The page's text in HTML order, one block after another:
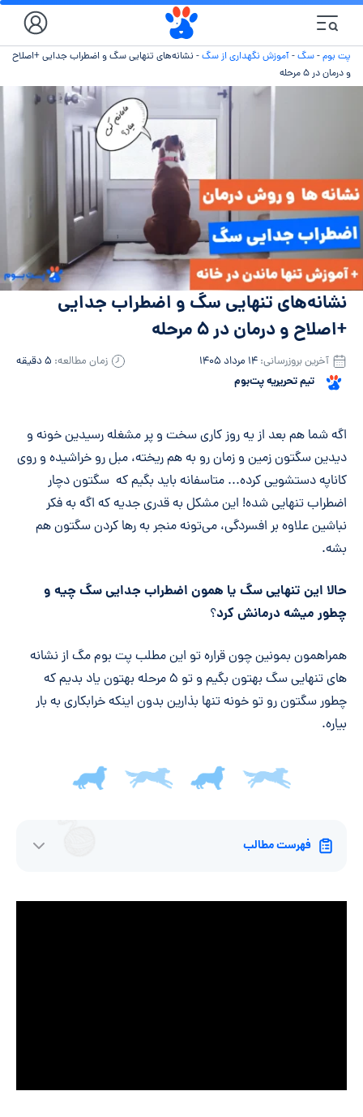
پت بوم-سگ-آموزش نگهداری از سگ- نشانه‌های تنهایی سگ و اضطراب جدایی +اصلاح
و درمان در ۵ مرحله
نشانه‌های تنهایی سگ و اضطراب جدایی
+اصلاح و درمان در ۵ مرحله
تیم تحریریه پت‌بوم
آخرین بروزرسانی: ۱۴ مرداد ۱۴۰۵ زمان مطالعه: ۵ دقیقه
خلاصه مقاله
اگه شما هم بعد از یه روز کاری سخت و پر مشغله رسیدین خونه و
دیدین سگتون زمین و زمان رو به هم ریخته، مبل رو خراشیده و روی
کاناپه دستشویی کرده... متاسفانه باید بگیم که سگتون دچار
اضطراب تنهایی شده! این مشکل به قدری جدیه که اگه به فکر
نباشین علاوه بر افسردگی، می‌تونه منجر به رها کردن سگتون هم
بشه.
حالا این تنهایی سگ یا همون اضطراب جدایی سگ چیه و
چطور میشه درمانش کرد؟
همراهمون بمونین چون قراره تو این مطلب پت بوم مگ از نشانه
های تنهایی سگ بهتون بگیم و تو ۵ مرحله بهتون یاد بدیم که
چطور سگتون رو تو خونه تنها بذارین بدون اینکه خرابکاری به بار
بیاره.
فهرست مطالب